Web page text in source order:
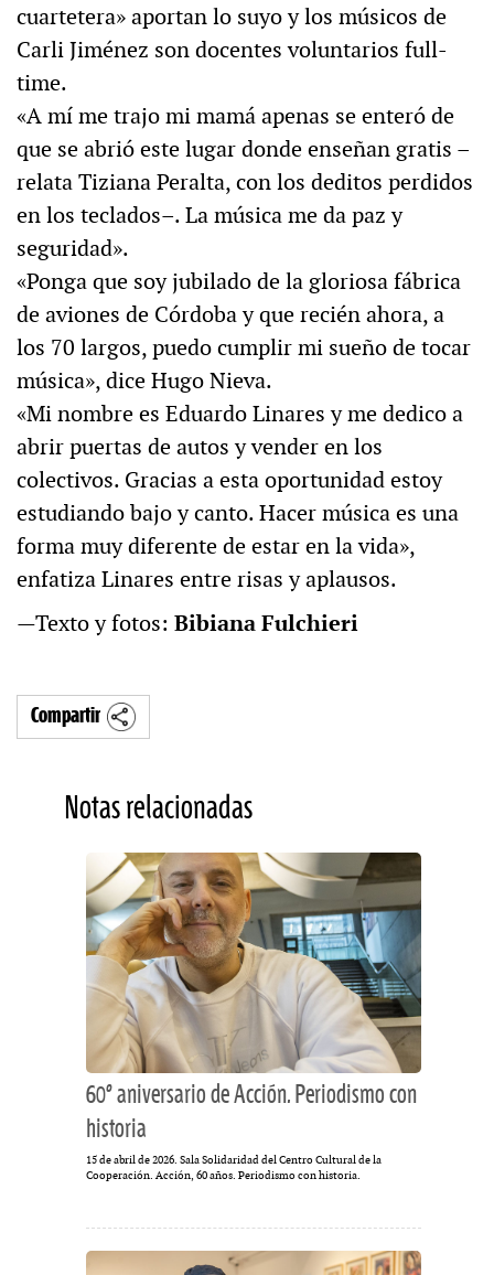
cuartetera» aportan lo suyo y los músicos de
Carli Jiménez son docentes voluntarios full-
time.
«A mí me trajo mi mamá apenas se enteró de
que se abrió este lugar donde enseñan gratis –
relata Tiziana Peralta, con los deditos perdidos
en los teclados–. La música me da paz y
seguridad».
«Ponga que soy jubilado de la gloriosa fábrica
de aviones de Córdoba y que recién ahora, a
los 70 largos, puedo cumplir mi sueño de tocar
música», dice Hugo Nieva.
«Mi nombre es Eduardo Linares y me dedico a
abrir puertas de autos y vender en los
colectivos. Gracias a esta oportunidad estoy
estudiando bajo y canto. Hacer música es una
forma muy diferente de estar en la vida»,
enfatiza Linares entre risas y aplausos.
—Texto y fotos: Bibiana Fulchieri
Compartir
Notas relacionadas
60º aniversario de Acción. Periodismo con
historia
15 de abril de 2026. Sala Solidaridad del Centro Cultural de la
Cooperación. Acción, 60 años. Periodismo con historia.